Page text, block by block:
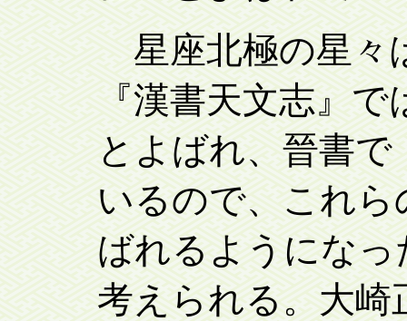
星座北極の星々
『漢書天文志』
とよばれ、晉書
いるので、これ
ばれるようにな
考えられる。大崎